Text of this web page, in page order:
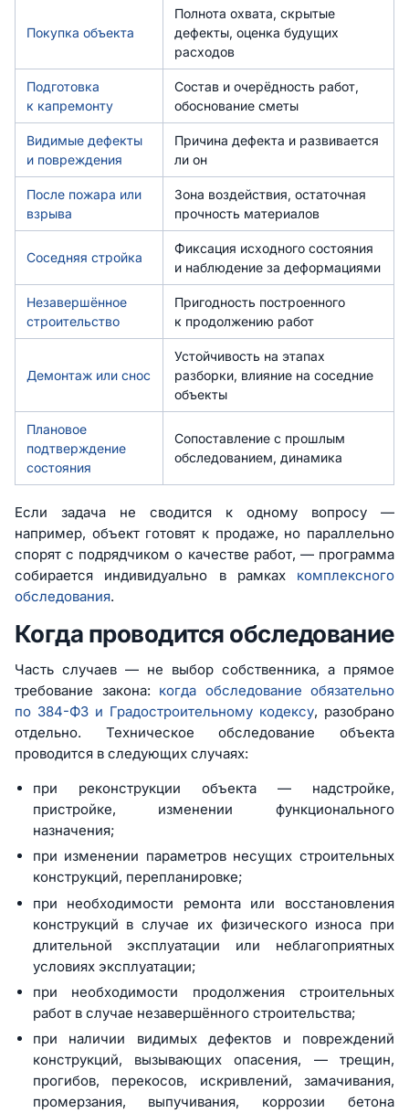
Покупка объекта
Полнота охвата, скрытые
дефекты, оценка будущих
расходов
Подготовка
к капремонту
Состав и очерёдность работ,
обоснование сметы
Видимые дефекты
и повреждения
Причина дефекта и развивается
ли он
После пожара или
взрыва
Зона воздействия, остаточная
прочность материалов
Соседняя стройка
Фиксация исходного состояния
и наблюдение за деформациями
Незавершённое
строительство
Пригодность построенного
к продолжению работ
Демонтаж или снос
Устойчивость на этапах
разборки, влияние на соседние
объекты
Плановое
подтверждение
состояния
Сопоставление с прошлым
обследованием, динамика
Если задача не сводится к одному вопросу —
например, объект готовят к продаже, но параллельно
спорят с подрядчиком о качестве работ, — программа
собирается индивидуально в рамках комплексного
обследования.
Когда проводится обследование
Часть случаев — не выбор собственника, а прямое
требование закона: когда обследование обязательно
по 384-ФЗ и Градостроительному кодексу, разобрано
отдельно. Техническое обследование объекта
проводится в следующих случаях:
при реконструкции объекта — надстройке,
пристройке, изменении функционального
назначения;
при изменении параметров несущих строительных
конструкций, перепланировке;
при необходимости ремонта или восстановления
конструкций в случае их физического износа при
длительной эксплуатации или неблагоприятных
условиях эксплуатации;
при необходимости продолжения строительных
работ в случае незавершённого строительства;
при наличии видимых дефектов и повреждений
конструкций, вызывающих опасения, — трещин,
прогибов, перекосов, искривлений, замачивания,
промерзания, выпучивания, коррозии бетона